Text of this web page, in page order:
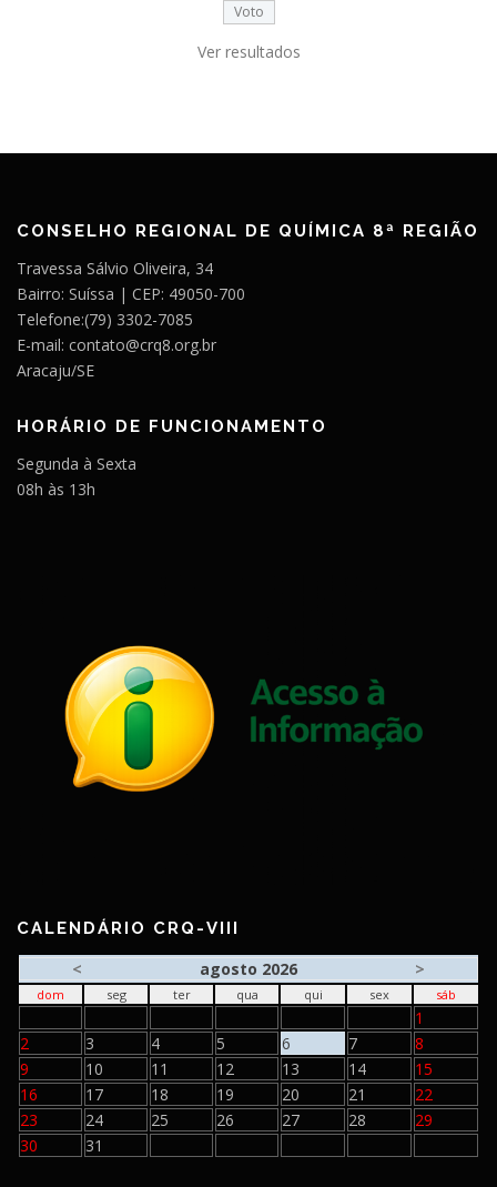
Ver resultados
CONSELHO REGIONAL DE QUÍMICA 8ª REGIÃO
Travessa Sálvio Oliveira, 34
Bairro: Suíssa | CEP: 49050-700
Telefone:(79) 3302-7085
E-mail: contato@crq8.org.br
Aracaju/SE
HORÁRIO DE FUNCIONAMENTO
Segunda à Sexta
08h às 13h
CALENDÁRIO CRQ-VIII
< agosto 2026 >
dom seg ter qua qui sex sáb
1
2
3 4 5 6 7
8
9
10 11 12 13 14
15
16
17 18 19 20 21
22
23
24 25 26 27 28
29
30
31